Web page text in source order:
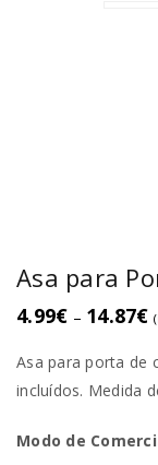
Asa para
4.99€ – 14.87€
Asa para porta de
incluídos. Medida
Modo de